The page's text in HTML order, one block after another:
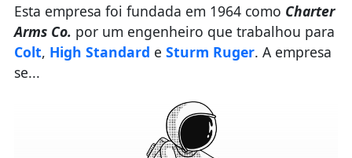
Esta empresa foi fundada em 1964 como Charter
Arms Co. por um engenheiro que trabalhou para
Colt, High Standard e Sturm Ruger. A empresa
se...